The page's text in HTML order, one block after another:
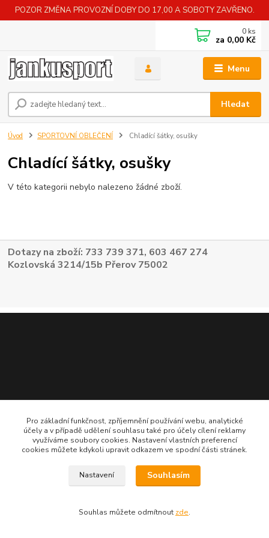
POZOR ZMĚNA PROVOZNÍ DOBY DO 17,00 A SOBOTY ZAVŘENO.
Menu
Hledat
0 ks
za 0,00 Kč
Úvod SPORTOVNÍ OBLEČENÍ Chladící šátky, osušky
Chladící šátky, osušky
V této kategorii nebylo nalezeno žádné zboží.
Dotazy na zboží: 733 739 371, 603 467 274
Kozlovská 3214/15b Přerov 75002
Vytvořeno na Eshop-rychle.cz
Pro základní funkčnost, zpříjemnění používání webu, analytické
účely a v případě udělení souhlasu také pro účely cílení reklamy
využíváme soubory cookies. Nastavení vlastních preferencí
cookies můžete kdykoli upravit odkazem ve spodní části stránek.
Nastavení Souhlasím
Souhlas můžete odmítnout zde.